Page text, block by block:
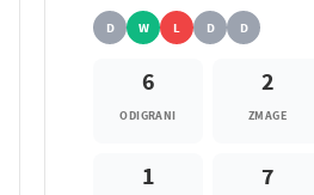
D W L D D
6
ODIGRANI
2
ZMAGE
1 7